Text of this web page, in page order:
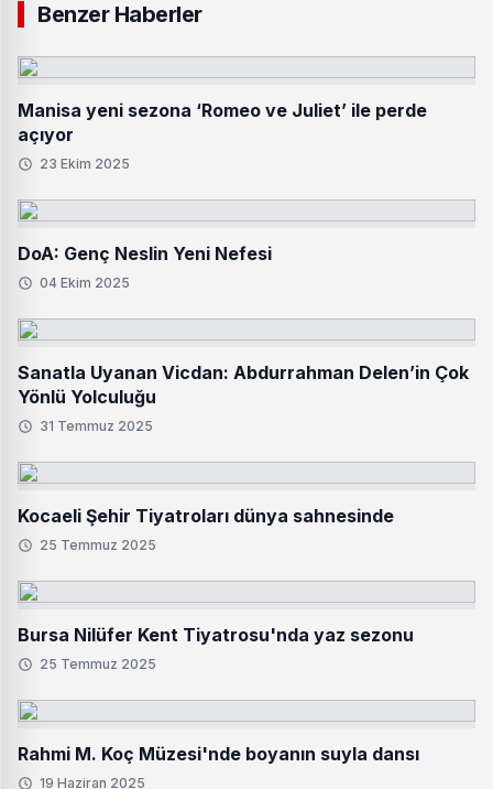
Benzer Haberler
Manisa yeni sezona ‘Romeo ve Juliet’ ile perde
açıyor
23 Ekim 2025
DoA: Genç Neslin Yeni Nefesi
04 Ekim 2025
Sanatla Uyanan Vicdan: Abdurrahman Delen’in Çok
Yönlü Yolculuğu
31 Temmuz 2025
Kocaeli Şehir Tiyatroları dünya sahnesinde
25 Temmuz 2025
Bursa Nilüfer Kent Tiyatrosu'nda yaz sezonu
25 Temmuz 2025
Rahmi M. Koç Müzesi'nde boyanın suyla dansı
19 Haziran 2025